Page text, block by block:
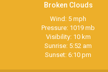
Broken Clouds
Wind: 5 mph
Pressure: 1019 mb
Visibility: 10 km
Sunrise: 5:52 am
Sunset: 6:10 pm